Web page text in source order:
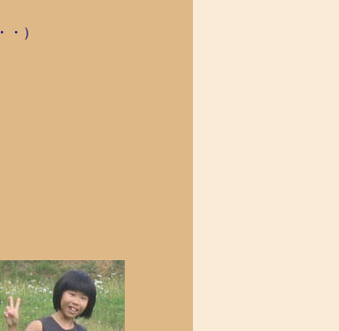
背中に動物さんのリュッ
まあ、正統派系の私が並
かったですよ。
い子が集まる場所に、若
んです。
）